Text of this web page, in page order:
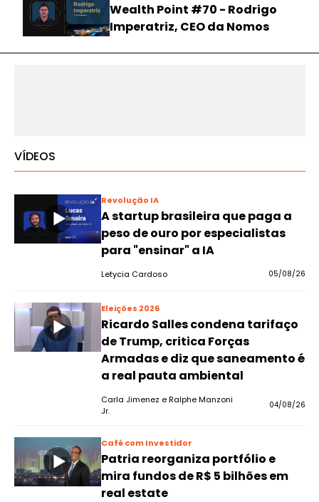
Wealth Point #70 - Rodrigo
Imperatriz, CEO da Nomos
VÍDEOS
Revolução IA
A startup brasileira que paga a
peso de ouro por especialistas
para "ensinar" a IA
Letycia Cardoso 05/08/26
Eleições 2026
Ricardo Salles condena tarifaço
de Trump, critica Forças
Armadas e diz que saneamento é
a real pauta ambiental
Carla Jimenez e Ralphe Manzoni
Jr.
04/08/26
Café com Investidor
Patria reorganiza portfólio e
mira fundos de R$ 5 bilhões em
real estate